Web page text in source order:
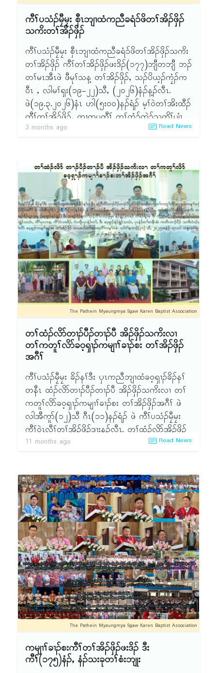
ကီၢ်ပသံၣ်မၠီမၠး စှီၤဘျၢထံကညီခရံၥ်ဖိတၢ်အိၣ်ဖှိၣ်
သကိးတၢ်အိၣ်ဖှိၣ်
ကီၢ်ပသံၣ်မၠီမၠး စှီၤဘျၢထံကညီခရံၥ်ဖိတၢ်အိၣ်ဖှိၣ်သကိး
တၢ်အိၣ်ဖှိၣ် ကီၢ်တၢ်အိၣ်ဖှိၣ်ဖးဒိၣ်(၁၇၇)ဘျီတဘျီ ဘၣ်
တၢ်မၤအီၤဖဲ ဖီမုၢ်သန့ တၢ်အိၣ်ဖှိၣ်, သၣ်ပိယ့ၣ်ကၠံၣ်က
ဝီၤ , လါမၢ်ၡး(၁၉-၂၂)သီ, (၂၀၂၆)နံၣ်န့ၣ်လီၤ.
ဖဲ(၁၉.၃.၂၀၂၆)နံၤ ဟါ(၅း၀၀)နၣ်ရံၣ် မ့ၢ်ဝဲတၢ်အိးထီၣ်
ကီၢ်တၢ်အိၣ်ဖှိၣ်, တၢတပတီၢ် တၢ်တံၥ်တဲၥ်သတိၢ်ပျံၤ
ဘၣ်တၢ်မၤအီၤလၢ တၢ်ဘါရူၢ်အမဲၥ်ညါန့ၣ်လီၤ. ၦၤပၢၤ
ရၣ်ဒိၣ် အဲၣ်ဝါခၠံး(ကီၢ်ခိၣ်), သရၣ်ဒိၣ်မူလၢၢ်ဂ့ၤ(ကီၢ်နဲၣ်
ရွဲၣ်)ဒီးသရၣ်ဒီးကထၢၣ်တနၢ်ထူ (ၦၤနဲၣ်တၢ်, ထုးထီၣ်
ရၤလီၤ လံၥ်လဲၢ်ဝဲၤကျိၤ, ၦၤကညီဘျၢ ထံခဝ့ၡၢၣ်)န့ၣ်
လီၤ. တံၥ်တဲၥ်သတိၢ်ပျံၤဝံၤ ၦၤဂီၢ်မုၢ်တဖၣ် လဲၤနုၥ်ဆူ
ရူၢ်ပူၤန့ၣ်လီၤ.
တၢ်ရဲၣ်တၢ်ကျဲၤခံပတီၢ်တပတီၢ် ၦၤပၢၤလီၢ်ဆ့ၣ်နီၤမ့ၢ်ဝဲ
သရၣ်ဒိၣ်လ့မီ(နဲၣ်ရွဲၣ်သဃဲၤ)အိၣ်ဒီးကဝီၤတၢ်တူၢ်လိၥ်
တၢ်ရဲၣ်တၢ်ကျဲၤဒီး ၦၤစံၣ် တဲၤတဲလီၤတၢ်မ့ၢ်ဝဲ သရၣ်ဒိၣ်
အဲၣ်ဝါခၠံး(ကီၢ်ခိၣ်)န့ၣ်လီၤ. တနံၤဘၣ်တနံၤ တၢ်ရဲၣ်တၢ်
ကျဲၤတၢ်ဘါတဖၣ် ဘၣ်တၢ်သုးကျဲၤမၤအီၤ တသီဘၣ်တ
သီ ၦဲၤဒီးယွၤအတၢ်ဆိၣ်ဂ့ၤန့ၣ်လီၤ. (၂၂.၃.၂၀၂၆)မုၢ်နံၤ
ဒိၣ်ဂီၤ(၁ဝး၃၀)နၣ်ရံၣ်မ့ၢ်ဝဲ တနံၣ်တဘျီတၢ်ဘူၣ်တၢ်ဘါ
တၢ်ရဲၣ်တၢ်ကျဲၤ, ၦၤပၢၤလီၢ်ဆ့ၣ် နီၤမ့ၢ်ဝဲ သရၣ်ဒိၣ်အဲၣ်
ဝါခၠံး(ကီၢ်ခိၣ်)ဒီး ၦၤစံၣ်တဲၤတဲလီၤတၢ်မ့ၢ်ဝဲ သရၣ်ဒိၣ်ခ
ရံၥ်စတိၣ်ဖၢၣ်ဒ့(ကၠိခိၣ်ဒိၣ်, ပ.ဘ.ယ.ဖ), လၢတၢ် ဘူၣ်
ရ့ၣ်(အိၣ်ဘှံးလၢ ခ.တ. ၦၤနဲၣ်တၢ်), ကီၢ်တၢ်အိၣ်ဖှိၣ်တ
ဘျီအံၤ ဘၣ်တၢ်မၤကတၢၢ်က့ၤအီၤလၢ တၢ်ပၥ်စီဆှံသး
တၢ်ဘူၣ်တၢ်ဘါတၢ်ရဲၣ်တၢ်ကျဲၤန့ၣ်လီၤ.
လၢတၢ်အိၣ်ဖှိၣ်တဘျီအံၤအိၣ်ဒီး တၢ်စံၣ်ညီၣ်အၢၣ်လီၤ
လၢ သရၣ်မုၣ်ဒီးကထၢၣ်ပထြံၡၣ် ကမ့ၢ်ဝဲ ခ.တ ၦၤနဲၣ်
တၢ် စးထီၣ်(၂၀၂၆)နံၣ် ဒီးသရၣ်ဒိၣ်ဟ့ၣ်မၤ ကမ့ၢ်ဝဲ
သရၣ်ဒိၣ်စ့ဟဲ (သၣ်ယၣ်ကိတၢ်အိၣ်ဖှိၣ်)န့ၣ်လီၤ. တၢ်
အိၣ်ဖှိၣ်တဘျီအံၤ ၦၤကညီဘျၢထံခဝ့ၡၢၣ်ခၢၣ်စး သရၣ်
မုၣ်ဒီးကထၢၣ်မူမုၢ်ဝါ(ၦၤနဲၣ်တၢ်, ယွၤဂ့ၢ်ပီညါဝဲၤကျိၤ)
ဒီး သရၣ်ဒီးကထၢၣ်တနၢ်ထူ(ၦၤနဲၣ်တၢ်, ထုးထီၣ်ရၤ
လီၤလံၥ်လဲၢ်ဝဲၤကျိၤ)တဖၣ် ဟဲအိၣ်သကိးဘၣ်ဝဲဒၣ်န့ၣ်
လီၤ.
3 months ago Read News
The Pathein Myaungmya Sgaw Karen Baptist Association
တၢ်ထံၣ်လိာ်တၢၣ်ပီၣ်တၢၣ်ပီ အိၣ်ဖှိၣ်သကိးလၢ
တၢ်ကတူၢ်လိာ်ခဝ့ၡၢၣ်ကမျၢၢ်ခၢၣ်စး တၢ်အိၣ်ဖှိၣ်
အဂီၢ်
ကီၢ်ပသံၣ်မၠီမၠး ခိၣ်နၢ်ဒီး ၦၤကညီဘျၢထံခဝ့ၡၢၣ်ခိၣ်နၢ်
တနီၤ ထံၣ်လိာ်တၢၣ်ပီၣ်တၢၣ်ပီ အိၣ်ဖှိၣ်သကိးလၢ တၢ်
ကတူၢ်လိာ်ခဝ့ၡၢၣ်ကမျၢၢ်ခၢၣ်စး တၢ်အိၣ်ဖှိၣ်အဂီၢ် ဖဲ
လါအီကူာ်(၁၂)သီ ဂီၤ(၁၁)နၣ်ရံၣ် ဖဲ ကီၢ်ပသံၣ်မၠီမၠး
ကီၢ်ဝဲၤလီၢ်တၢ်အိၣ်ဖှိၣ်ဒၢးန့ၣ်လီၤ. တၢ်ထံၣ်လိာ်အိၣ်ဖှိၣ်
သကိး တဘျီအံၤ သရၣ်ဒိၣ်ယွၤဒုးမူ (ခဝ့ၡၢၣ်နဲၣ်ရွဲၣ်)
ရွဲၣ်သဃဲၤႇ ကီၢ်ၦၤပၢၤစ့ႇ ကီၢ်ဝဲၤဒၢးခိၣ်ႇ ဝဲၤကျိၤၦၤနဲၣ်
တၢ်ႇ ဒီး ခဝ့ၡၢၣ်နဲၣ်ရွဲၣ်သဃဲၤႇ ၦၤနဲၣ်တၢ်တနီၤစံး က
တိၤတၢၣ်ပီၣ် သကိးဝဲဒၣ်န့ၣ်လီၤ. တၢ်တူၢ်လိာ် ခဝ့ၡၢၣ်
ကမျၢၢ်ခၢၣ်စး တၢ်အိၣ်ဖှိၣ် တယးပာ်တၢ်ဆၢကတီၢ်ကမ့ၢ်
ဝဲဖဲ- လါဒံၢ်စ့ဘၢၣ်(၃၁) သီႇ ၂ဝ၂၅အနံၣ် တုၤလါ ယ
နူၤအါရံၤ (၄)သီႇ ၂ဝ၂၆အနံၣ်န့ၣ်လီၤ.
11 months ago Read News
The Pathein Myaungmya Sgaw Karen Baptist Association
ကမျၢၢ်ခၢၣ်စးကီၢ်တၢ်အိၣ်ဖှိၣ်ဖးဒိၣ် ဒီး
ကီၢ်(၁၇၅)နံၣ်ႇ နံၣ်သးခုတၢ်စံးဘျုး